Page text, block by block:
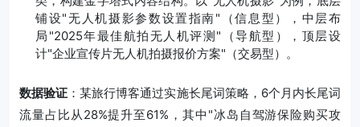
铺设"无人机摄影参数设置指南"（信息型），中层布
局"2025年最佳航拍无人机评测"（导航型），顶层设
计"企业宣传片无人机拍摄报价方案"（交易型）。
数据验证 ：某旅行博客通过实施长尾词策略，6个月内长尾词
流量占比从28%提升至61%，其中"冰岛自驾游保险购买攻